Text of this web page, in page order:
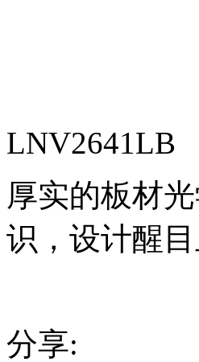
LNV2641LB
厚实的板材
识，设计醒
分享: